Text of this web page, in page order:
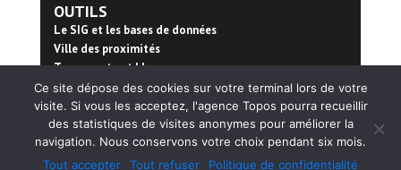
OUTILS
Le SIG et les bases de données
Ville des proximités
Trame verte et bleue
PUBLICATIONS
© TOPOS 2020 - Tous droits réservés
Contact
Mentions légales Politique de
Ce site dépose des cookies sur votre terminal lors de votre
visite. Si vous les acceptez, l'agence Topos pourra recueillir
des statistiques de visites anonymes pour améliorer la
navigation. Nous conservons votre choix pendant six mois.
Tout accepter
Tout refuser Politique de confidentialité